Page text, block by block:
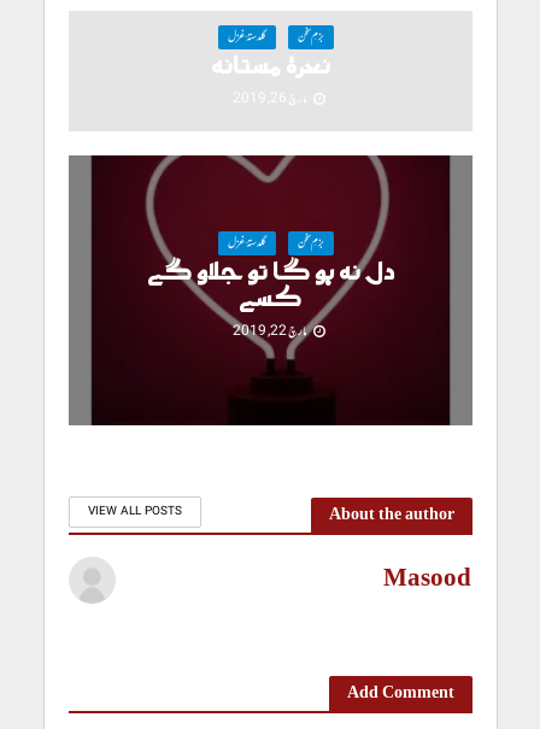
بزمِ سخن گلدستۂ غزل
نعرۂ مستانہ
مارچ 26, 2019
بزمِ سخن گلدستۂ غزل
دل نہ ہو گا تو جلاو گے
کسے
مارچ 22, 2019
About the author
VIEW ALL POSTS
Masood
Add Comment